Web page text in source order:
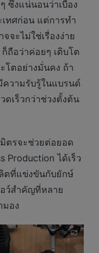
ซึ่งแน่นอนว่าเบื้อง
ทศก่อน แต่การทำ
จะไม่ใช่เรื่องง่าย
ก็ถือว่าค่อยๆ เติบโต
โตอย่างมั่นคง ถ้า
วามรับรู้ในแบรนด์
ดเร็วกว่าช่วงตั้งต้น
ตรจะช่วยต่อยอด
Production ได้เร็ว
ตที่แข่งขันกับยักษ์
ว์สำคัญที่หลาย
มอง